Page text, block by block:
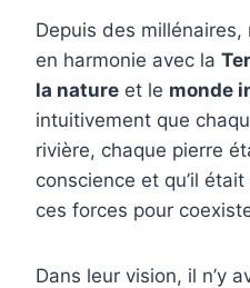
Depuis des
en harmonie avec la
la nature et le monde
intuitivement que
rivière, chaque pierre
conscience et qu’il
ces forces pour
Dans leur vision, il n’y